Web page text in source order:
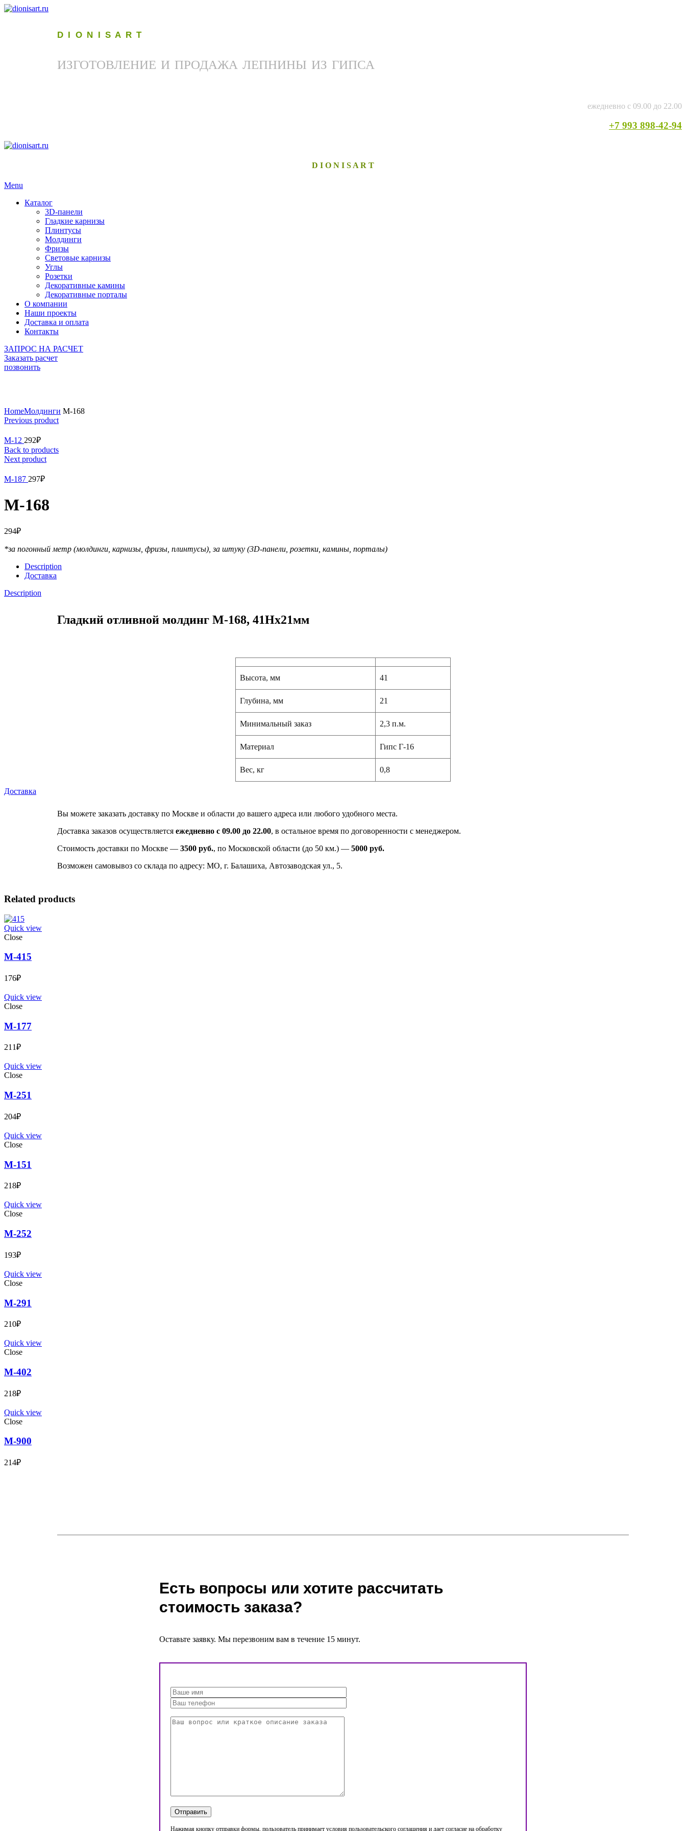
D I O N I S A R T
ИЗГОТОВЛЕНИЕ И ПРОДАЖА ЛЕПНИНЫ ИЗ ГИПСА
ежедневно с 09.00 до 22.00
+7 993 898-42-94
D I O N I S A R T
Menu
Каталог
3D-панели
Гладкие карнизы
Плинтусы
Молдинги
Фризы
Световые карнизы
Углы
Розетки
Декоративные камины
Декоративные порталы
О компании
Наши проекты
Доставка и оплата
Контакты
ЗАПРОС НА РАСЧЕТ
Заказать расчет
позвонить
HomeМолдинги М-168
Previous product
М-12 292₽
Back to products
Next product
М-187 297₽
М-168
294₽
*за погонный метр (молдинги, карнизы, фризы, плинтусы), за штуку (3D-панели, розетки, камины, порталы)
Description
Доставка
Description
Гладкий отливной молдинг М-168, 41Hx21мм
Высота, мм 41
Глубина, мм 21
Минимальный заказ 2,3 п.м.
Материал Гипс Г-16
Вес, кг 0,8
Доставка
Вы можете заказать доставку по Москве и области до вашего адреса или любого удобного места.
Доставка заказов осуществляется ежедневно с 09.00 до 22.00, в остальное время по договоренности с менеджером.
Стоимость доставки по Москве — 3500 руб., по Московской области (до 50 км.) — 5000 руб.
Возможен самовывоз со склада по адресу: МО, г. Балашиха, Автозаводская ул., 5.
Related products
Quick view
Close
М-415
176₽
Quick view
Close
М-177
211₽
Quick view
Close
М-251
204₽
Quick view
Close
М-151
218₽
Quick view
Close
М-252
193₽
Quick view
Close
М-291
210₽
Quick view
Close
М-402
218₽
Quick view
Close
М-900
214₽
Есть вопросы или хотите рассчитать
стоимость заказа?
Оставьте заявку. Мы перезвоним вам в течение 15 минут.
Нажимая кнопку отправки формы, пользователь принимает условия пользовательского соглашения и дает согласие на обработку